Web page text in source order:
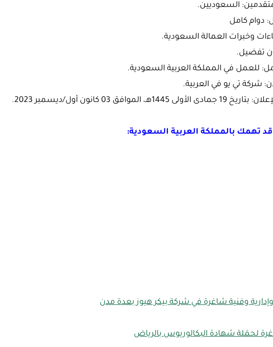
السعوديين.
دوام كامل
وخبرات العمالة السعودية.
تفضيل.
للعمل في المملكة العربية السعودية.
شركة تي يو في العربية.
الموافق 03 كانون أول/ديسمبر 2023.
تهمك بالمملكة العربية السعودية:
وفنية شاغرة في شركة بيكر هيوز بعدة مدن
لحمَلة شهادة البكالوريوس بالرياض